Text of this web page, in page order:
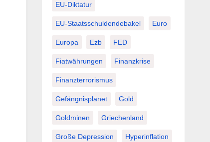
EU-Diktatur
EU-Staatsschuldendebakel Euro
Europa Ezb FED
Fiatwährungen Finanzkrise
Finanzterrorismus
Gefängnisplanet Gold
Goldminen Griechenland
Große Depression Hyperinflation